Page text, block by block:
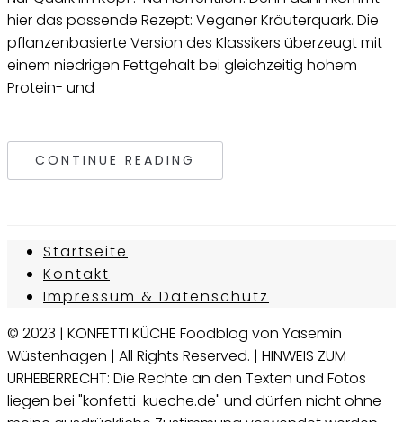
hier das passende Rezept: Veganer Kräuterquark. Die
pflanzenbasierte Version des Klassikers überzeugt mit
einem niedrigen Fettgehalt bei gleichzeitig hohem
Protein- und
CONTINUE READING
Startseite
Kontakt
Impressum & Datenschutz
© 2023 | KONFETTI KÜCHE Foodblog von Yasemin
Wüstenhagen | All Rights Reserved. | HINWEIS ZUM
URHEBERRECHT: Die Rechte an den Texten und Fotos
liegen bei "konfetti-kueche.de" und dürfen nicht ohne